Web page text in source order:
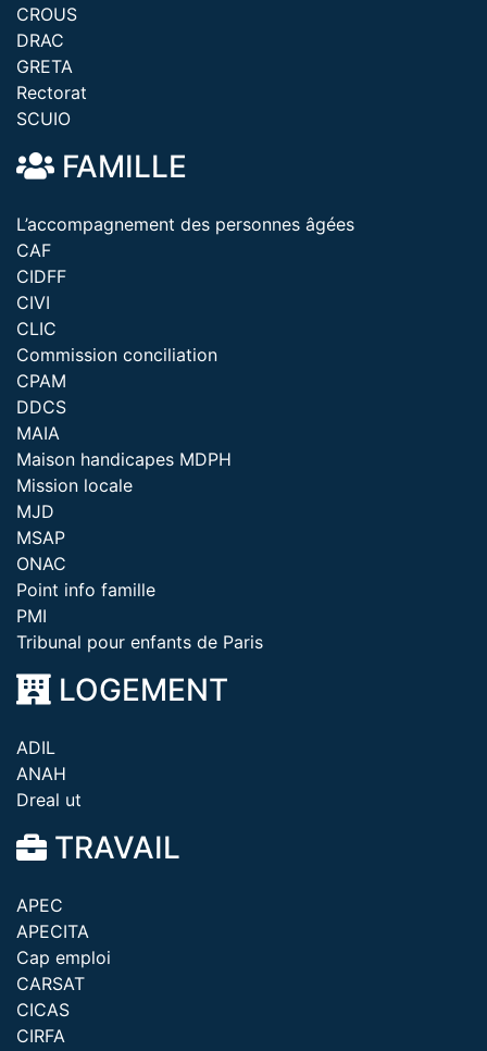
CROUS
DRAC
GRETA
Rectorat
SCUIO
FAMILLE
L’accompagnement des personnes âgées
CAF
CIDFF
CIVI
CLIC
Commission conciliation
CPAM
DDCS
MAIA
Maison handicapes MDPH
Mission locale
MJD
MSAP
ONAC
Point info famille
PMI
Tribunal pour enfants de Paris
LOGEMENT
ADIL
ANAH
Dreal ut
TRAVAIL
APEC
APECITA
Cap emploi
CARSAT
CICAS
CIRFA